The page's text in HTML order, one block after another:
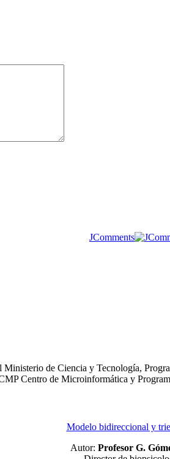
JComments
de Ciencia y Tecnología,
Centro de Microinformática y
Modelo bidireccional y
Autor: Profesor G.